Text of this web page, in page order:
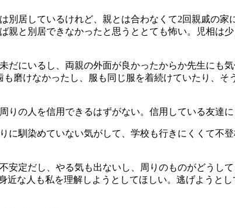
居しているけれど、親とは合わなくて2回親戚の家
と別居できなかったと思うととても怖い。児相は
にいるし、両親の外面が良かったからか先生にも
磨けなかったし、服も同じ服を着続けていたり、そ
の人を信用できるはずがない。信用している友達に
馴染めていない気がして、学校も行きにくくて不
定だし、やる気も出ないし、周りのものがどうし
な人も私を理解しようとしてほしい。逃げようと